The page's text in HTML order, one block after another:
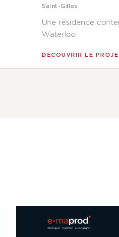
Saint-Gilles
Une résidence
Waterloo
DÉCOUVRIR LE